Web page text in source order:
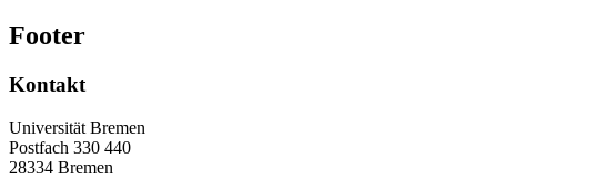
Footer
Kontakt
Universität Bremen
Postfach 330 440
28334 Bremen